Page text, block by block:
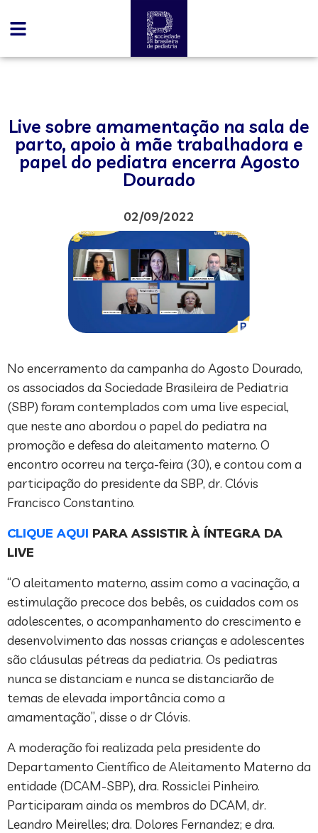
Live sobre amamentação na sala de
parto, apoio à mãe trabalhadora e
papel do pediatra encerra Agosto
Dourado
02/09/2022
No encerramento da campanha do Agosto Dourado,
os associados da Sociedade Brasileira de Pediatria
(SBP) foram contemplados com uma live especial,
que neste ano abordou o papel do pediatra na
promoção e defesa do aleitamento materno. O
encontro ocorreu na terça-feira (30), e contou com a
participação do presidente da SBP, dr. Clóvis
Francisco Constantino.
CLIQUE AQUI PARA ASSISTIR À ÍNTEGRA DA
LIVE
“O aleitamento materno, assim como a vacinação, a
estimulação precoce dos bebês, os cuidados com os
adolescentes, o acompanhamento do crescimento e
desenvolvimento das nossas crianças e adolescentes
são cláusulas pétreas da pediatria. Os pediatras
nunca se distanciam e nunca se distanciarão de
temas de elevada importância como a
amamentação”, disse o dr Clóvis.
A moderação foi realizada pela presidente do
Departamento Científico de Aleitamento Materno da
entidade (DCAM-SBP), dra. Rossiclei Pinheiro.
Participaram ainda os membros do DCAM, dr.
Leandro Meirelles; dra. Dolores Fernandez; e dra.